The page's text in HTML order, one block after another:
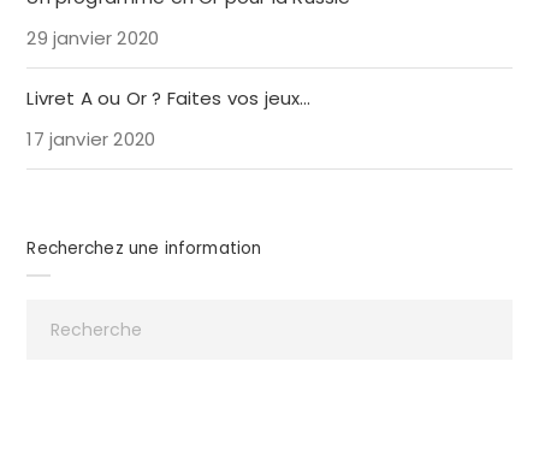
29 janvier 2020
Livret A ou Or ? Faites vos jeux…
17 janvier 2020
Recherchez une information